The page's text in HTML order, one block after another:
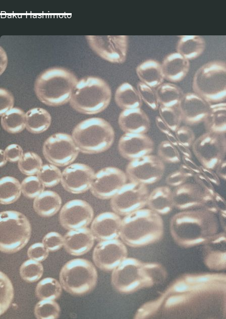
Baku Hashimoto